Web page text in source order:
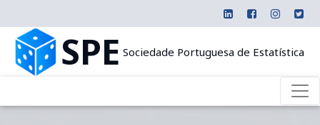
SPE Sociedade Portuguesa de Estatística